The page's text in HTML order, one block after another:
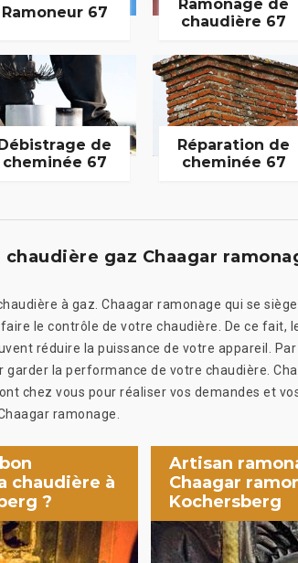
Ramoneur 67
Ramonage de
chaudière 67
de
cheminée 67
Réparation de
cheminée 67
gaz Chaagar
à gaz. Chaagar ramonage qui se
le contrôle de votre chaudière. De ce fait,
réduire la puissance de votre appareil.
la performance de votre chaudière.
chez vous pour réaliser vos demandes et
ramonage.
chaudière à
?
Artisan
Chaagar
Kochersberg